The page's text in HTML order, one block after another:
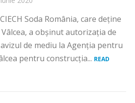
Soda România, care deține
a obșinut autorizația de
de mediu la Agenția pentru
pentru construcția... READ